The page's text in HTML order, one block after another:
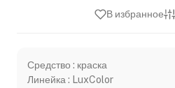
В избранное
Средство : краска
Линейка : LuxColor